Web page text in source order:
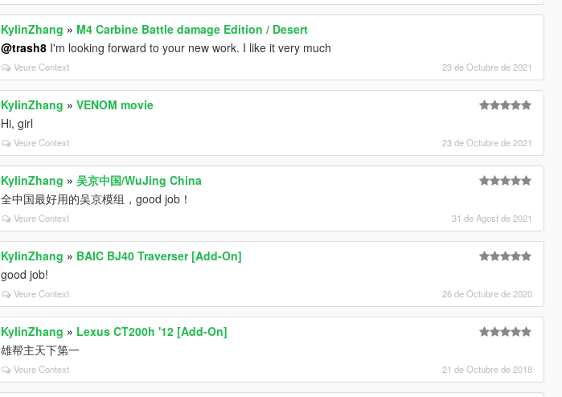
KylinZhang » M4 Carbine Battle damage Edition / Desert
@trash8 I'm looking forward to your new work. I like it very much
Veure Context 23 de Octubre de 2021
KylinZhang »VENOM movie
Hi, girl
Veure Context 23 de Octubre de 2021
KylinZhang »吴京中国/WuJing China
全中国最好用的吴京模组，good job！
Veure Context 31 de Agost de 2021
KylinZhang » BAIC BJ40 Traverser [Add-On]
good job!
Veure Context 26 de Octubre de 2020
KylinZhang » Lexus CT200h '12 [Add-On]
雄帮主天下第一
Veure Context 21 de Octubre de 2018